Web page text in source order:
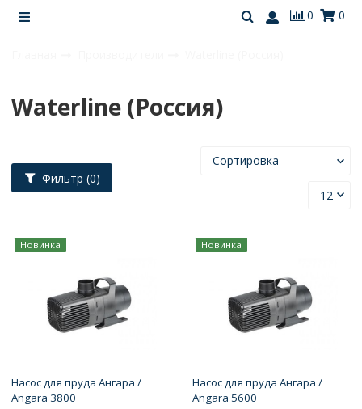
0 0
Waterline (Россия)
Фильтр (0)
Новинка
Насос для пруда Ангара /
Angara 3800
Новинка
Насос для пруда Ангара /
Angara 5600